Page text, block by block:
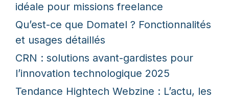
idéale pour missions freelance
Qu’est-ce que Domatel ? Fonctionnalités
et usages détaillés
CRN : solutions avant-gardistes pour
l’innovation technologique 2025
Tendance Hightech Webzine : L’actu, les